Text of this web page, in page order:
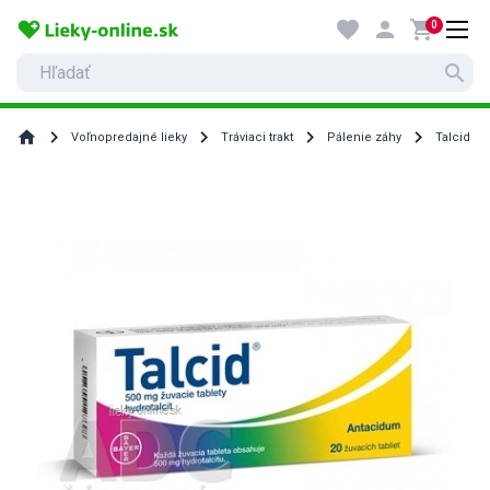
search
favorite person shopping_cart0
home Voľnopredajné lieky Tráviaci trakt Pálenie záhy Talcid